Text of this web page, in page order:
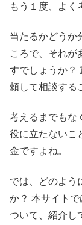
もう１度、よく
当たるかどうか
ころで、それが
すでしょうか？
頼して相談する
考えるまでもな
役に立たないこ
金ですよね。
では、どのよう
か？ 本サイトで
ついて、紹介し